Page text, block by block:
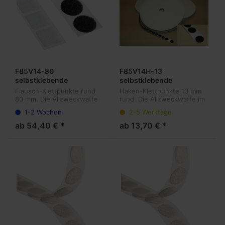
F85V14-80
selbstklebende
Flauschpunkte 80 mm
rund, 310 Stück pro Rolle
Flausch-Klettpunkte rund
80 mm. Die Allzweckwaffe
wiederlösbaren
Befestigungen. Unsere
Klettpunkte sind sowohl für
1-2 Wochen
ab 54,40 € *
F85V14H-13
selbstklebende
Hakenpunkte 13 mm
rund, 1.500 Stück pro
Haken-Klettpunkte 13 mm
rund. Die Allzweckwaffe im
Befestigungen. Unsere
Klettpunkte sind sowohl für
Mailings und Ordner, als
2-5 Werktage
ab 13,70 € *